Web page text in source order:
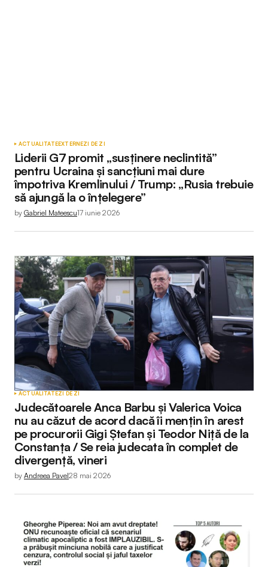
ACTUALITATEEXTERNEZI DE ZI
Liderii G7 promit „susținere neclintită”
pentru Ucraina și sancțiuni mai dure
împotriva Kremlinului / Trump: „Rusia trebuie
să ajungă la o înțelegere”
by Gabriel Mateescu17 iunie 2026
ACTUALITATEZI DE ZI
Judecătoarele Anca Barbu și Valerica Voica
nu au căzut de acord dacă îi mențin în arest
pe procurorii Gigi Ștefan și Teodor Niță de la
Constanța / Se reia judecata în complet de
divergență, vineri
by Andreea Pavel28 mai 2026